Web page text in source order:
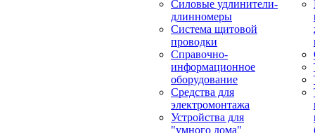
Силовые удлинители-
длинномеры
Система щитовой
проводки
Справочно-
информационное
оборудование
Средства для
электромонтажа
Устройства для
"умного дома"